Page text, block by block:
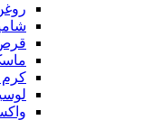
کرم